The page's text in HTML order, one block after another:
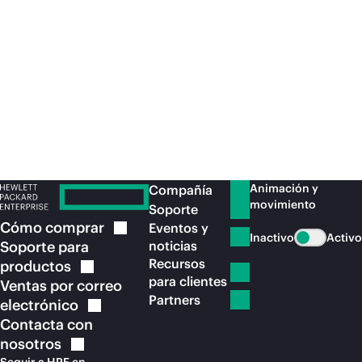
Cómocomprar
Soporte para
productos
Ventas por correo
electrónico
Contacta con
nosotros
Compañía
Soporte
Eventos y
noticias
Recursos
para clientes
Partners
Animación y
movimiento
Inactivo Activo